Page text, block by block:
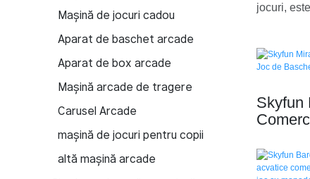
Cinema VR 9D cu 4 locuri
Simulator de zbor 9D VR
Simulator de vibrații VR
Simulator de călărie VR
Simulator de dans VR
Simulator de schi VR
Simulator interactiv de
Cameră de evadare VR
Arena VR
Simulator AR VR
Mașină VR pentru copii
Dof
Simulator de curse cu 6
Dof
Simulator de curse cu
rotație la 360° și 3 niveluri
Mașină de jocuri cadou
Aparat de baschet arcade
Aparat de box arcade
Mașină arcade de tragere
Carusel Arcade
mașină de jocuri pentru copii
altă mașină arcade
jocuri,
Skyfun
de Joc